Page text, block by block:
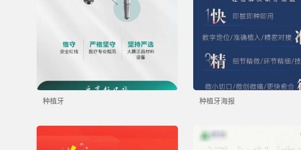
种植牙 种植牙海报